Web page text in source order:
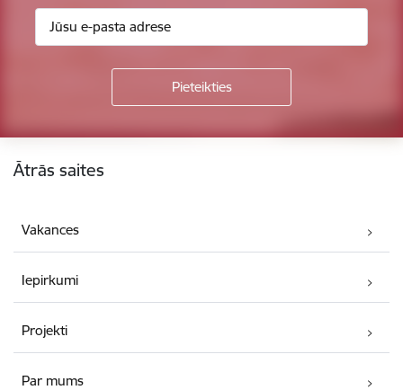
Ātrās saites
Vakances
Iepirkumi
Projekti
Par mums